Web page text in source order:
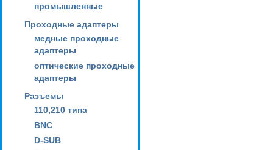
промышленные
Проходные адаптеры
медные проходные
адаптеры
оптические проходные
адаптеры
Разъемы
110,210 типа
BNC
D-SUB